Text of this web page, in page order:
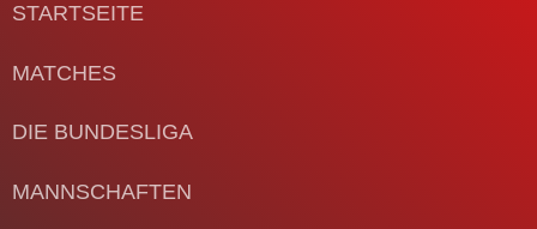
STARTSEITE
MATCHES
DIE BUNDESLIGA
MANNSCHAFTEN